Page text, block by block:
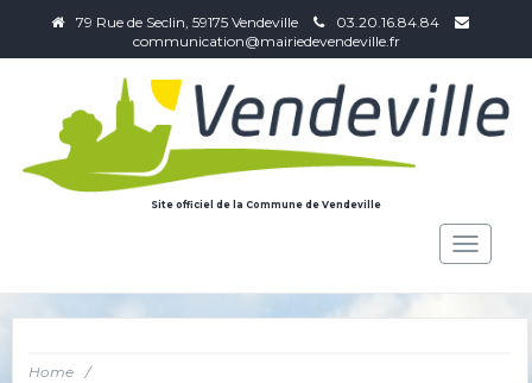
79 Rue de Seclin, 59175 Vendeville
03.20.16.84.84
communication@mairiedevendeville.fr
Site officiel de la Commune de Vendeville
Toggle
Home /